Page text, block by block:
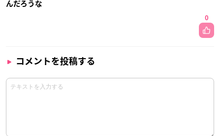
んだろうな
0
コメントを投稿する